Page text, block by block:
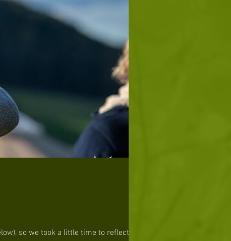
so we took a little time to reflect and...